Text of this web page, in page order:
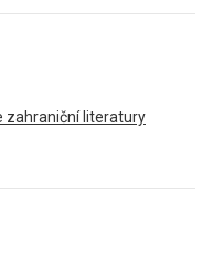
zahraniční literatury